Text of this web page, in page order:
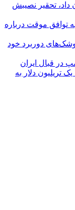
داد، تحقیر نصیبش
توافق موقت درباره
دوربرد خود
در قبال ایران
تریلیون دلار به